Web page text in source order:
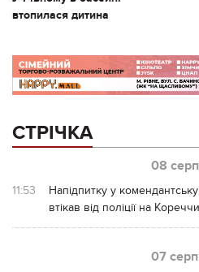
втопилася дитина
СТРІЧКА
08
11:53
Напідпитку у
втікав від поліції на
07